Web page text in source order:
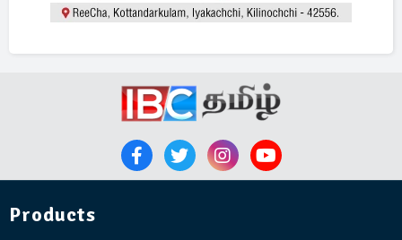
Products